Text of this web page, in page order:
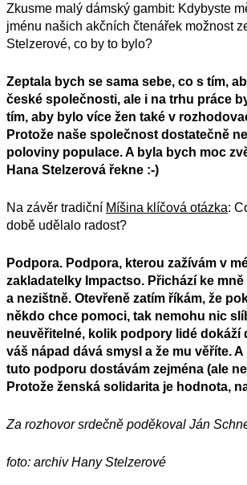
Zkusme malý dámský gambit: Kdybyste
jménu našich akčních čtenářek možnost
Stelzerové, co by to bylo?
Zeptala bych se sama sebe, co s tím,
české společnosti, ale i na trhu práce
tím, aby bylo více žen také v
Protože naše společnost dostatečně
poloviny populace. A byla bych moc
Hana Stelzerová řekne :-)
Na závěr tradiční Míšina klíčová otázka:
době udělalo radost?
Podpora. Podpora, kterou zažívám v
zakladatelky Impactso. Přichází ke mně
a nezištně. Otevřeně zatím říkám, že
někdo chce pomoci, tak nemohu nic sl í
neuvěřitelné, kolik podpory lidé dokáží
váš nápad dává smysl a že mu věříte.
tuto podporu dostávám zejména (ale
Protože ženská solidarita je hodnota,
Za rozhovor srdečně poděkoval Ján
foto: archiv Hany Stelzerové